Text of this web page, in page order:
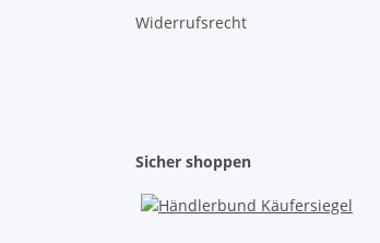
Widerrufsrecht
Sicher shoppen